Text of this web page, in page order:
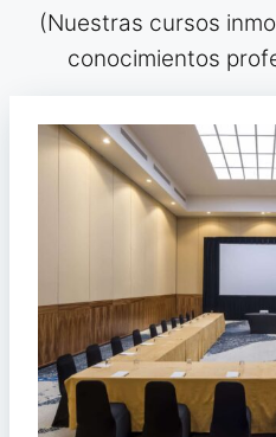
(Nuestras cursos
conocimientos